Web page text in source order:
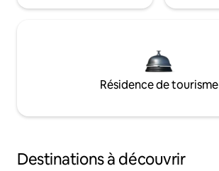
Résidence de tourisme
Destinations à découvrir